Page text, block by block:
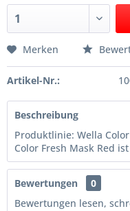
Merken
Artikel-Nr.:
Beschreibung
Produktlinie: Wella
Color Fresh Mask Red
Bewertungen
0
Bewertungen lesen,